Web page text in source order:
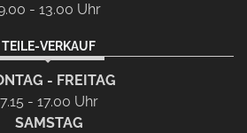
- 13.00 Uhr
TEILE-VERKAUF
- FREITAG
7.15 - 17.00 Uhr
SAMSTAG